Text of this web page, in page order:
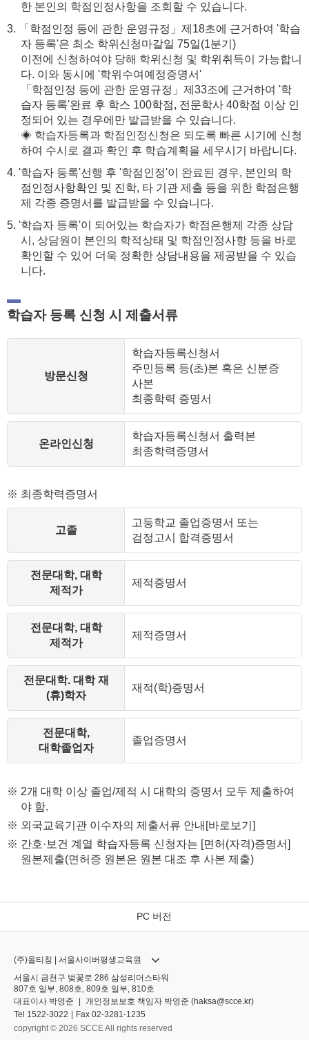
한 본인의 학점인정사항을 조회할 수 있습니다.
3. 「학점인정 등에 관한 운영규정」제18초에 근거하여 '학습
자 등록'은 최소 학위신청마갈일 75일(1분기)
이전에 신청하여야 당해 학위신청 및 학위취득이 가능합니
다. 이와 동시에 '학위수여예정증명서'
「학점인정 등에 관한 운영규정」제33조에 근거하여 '학
습자 등록'완료 후 학스 100학점, 전문학사 40학점 이상 인
정되어 있는 경우에만 발급받을 수 있습니다.
◈ 학습자등록과 학점인정신청은 되도록 빠른 시기에 신청
하여 수시로 결과 확인 후 학습계획을 세우시기 바랍니다.
4. '학습자 등록'선행 후 '학점인정'이 완료된 경우, 본인의 학
점인정사항확인 및 진학, 타 기관 제출 등을 위한 학점은행
제 각종 증명서를 발급받을 수 있습니다.
5. '학습자 등록'이 되어있는 학습자가 학점은행제 각종 상담
시, 상담원이 본인의 학적상태 및 학점인정사항 등을 바로
확인할 수 있어 더욱 정확한 상담내용을 제공받을 수 있습
니다.
학습자 등록 신청 시 제출서류
방문신청
학습자등록신청서
주민등록 등(초)본 혹은 신분증
사본
최종학력 증명서
온라인신청
학습자등록신청서 출력본
최종학력증명서
※ 최종학력증명서
고졸
고등학교 졸업증명서 또는
검정고시 합격증명서
전문대학, 대학
제적가
제적증명서
전문대학, 대학
제적가
제적증명서
전문대학. 대학 재
(휴)학자
재적(학)증명서
전문대학,
대학졸업자
졸업증명서
※ 2개 대학 이상 졸업/제적 시 대학의 증명서 모두 제출하여
야 함.
※ 외국교육기관 이수자의 제출서류 안내[바로보기]
※ 간호·보건 계열 학습자등록 신청자는 [면허(자격)증명서]
원본제출(면허증 원본은 원본 대조 후 사본 제출)
PC 버전
(주)올티칭 | 서울사이버평생교육원
서울시 금천구 벚꽃로 286 삼성리더스타워
807호 일부, 808호, 809호 일부, 810호
대표이사 박영준 개인정보보호 책임자 박영준 (haksa@scce.kr)
Tel 1522-3022 Fax 02-3281-1235
copyright © 2026 SCCE All rights reserved